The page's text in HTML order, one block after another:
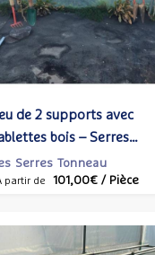
de 2 supports avec
bois – Serres
Serres Tonneau
partir de 101,00€ / Pièce